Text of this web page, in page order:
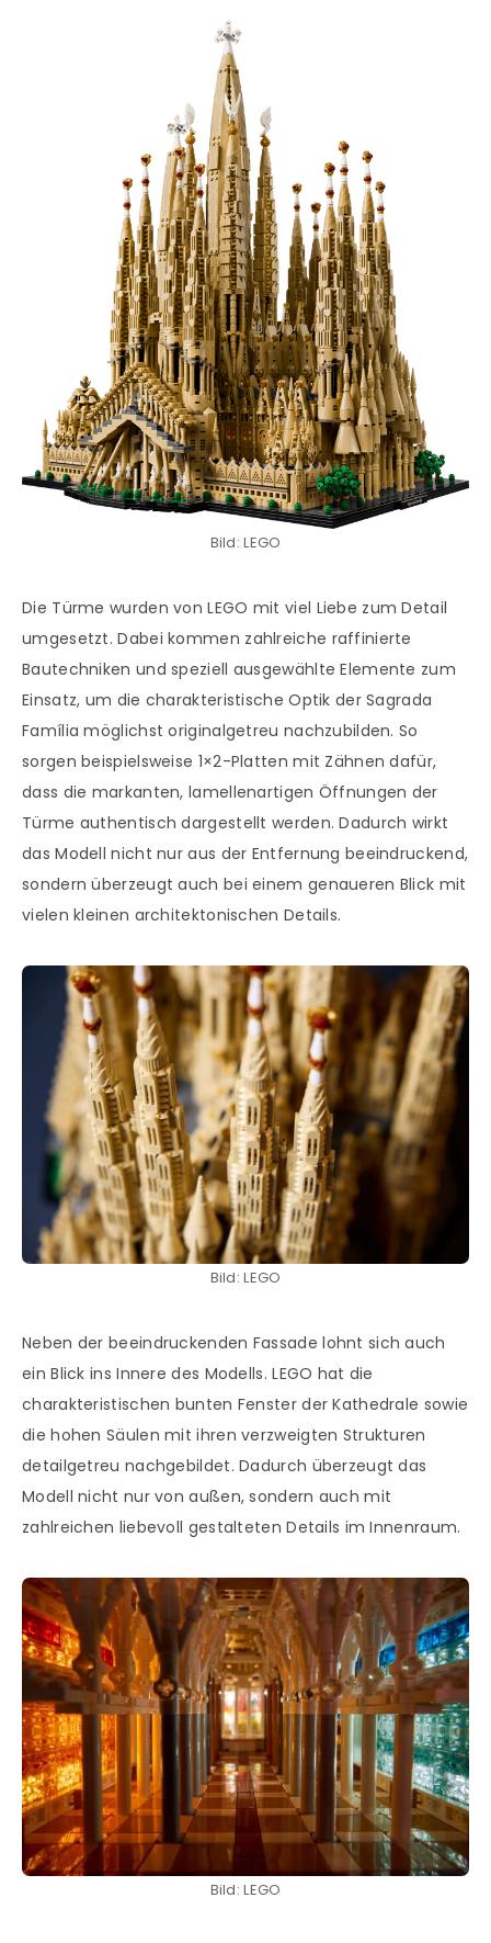
Bild: LEGO
Die Türme wurden von LEGO mit viel Liebe zum Detail
umgesetzt. Dabei kommen zahlreiche raffinierte
Bautechniken und speziell ausgewählte Elemente zum
Einsatz, um die charakteristische Optik der Sagrada
Família möglichst originalgetreu nachzubilden. So
sorgen beispielsweise 1×2-Platten mit Zähnen dafür,
dass die markanten, lamellenartigen Öffnungen der
Türme authentisch dargestellt werden. Dadurch wirkt
das Modell nicht nur aus der Entfernung beeindruckend,
sondern überzeugt auch bei einem genaueren Blick mit
vielen kleinen architektonischen Details.
Bild: LEGO
Neben der beeindruckenden Fassade lohnt sich auch
ein Blick ins Innere des Modells. LEGO hat die
charakteristischen bunten Fenster der Kathedrale sowie
die hohen Säulen mit ihren verzweigten Strukturen
detailgetreu nachgebildet. Dadurch überzeugt das
Modell nicht nur von außen, sondern auch mit
zahlreichen liebevoll gestalteten Details im Innenraum.
Bild: LEGO